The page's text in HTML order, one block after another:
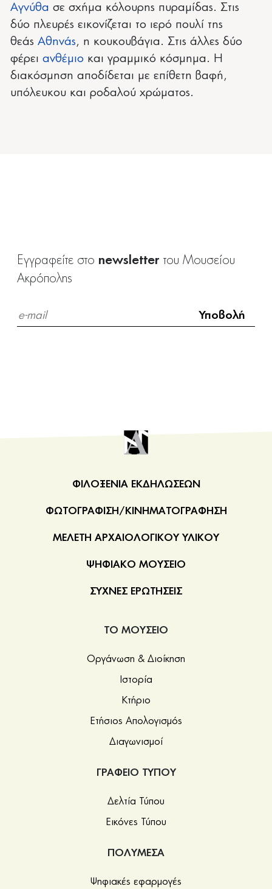
Αγνύθα σε σχήμα κόλουρης πυραμίδας. Στις
δύο πλευρές εικονίζεται το ιερό πουλί της
θεάς Αθηνάς, η κουκουβάγια. Στις άλλες δύο
φέρει ανθέμιο και γραμμικό κόσμημα. Η
διακόσμηση αποδίδεται με επίθετη βαφή,
υπόλευκου και ροδαλού χρώματος.
Εγγραφείτε στο newsletter του Μουσείου
Ακρόπολης
ΦΙΛΟΞΕΝΙΑ ΕΚΔΗΛΩΣΕΩΝ
ΦΩΤΟΓΡΑΦΙΣΗ/ΚΙΝΗΜΑΤΟΓΡΑΦΗΣΗ
ΜΕΛΕΤΗ ΑΡΧΑΙΟΛΟΓΙΚΟΥ ΥΛΙΚΟΥ
ΨΗΦΙΑΚΟ ΜΟΥΣΕΙΟ
ΣΥΧΝΕΣ ΕΡΩΤΗΣΕΙΣ
ΤΟ ΜΟΥΣΕΙΟ
Οργάνωση & Διοίκηση
Ιστορία
Κτήριο
Ετήσιος Απολογισμός
Διαγωνισμοί
ΓΡΑΦΕΙΟ ΤΥΠΟΥ
Δελτία Τύπου
Εικόνες Τύπου
ΠΟΛΥΜΕΣΑ
Ψηφιακές εφαρμογές